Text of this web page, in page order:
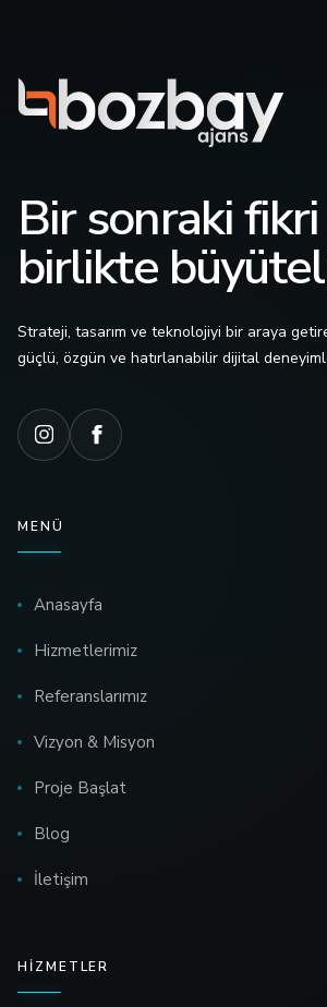
Bir sonraki fikri
birlikte
Strateji, tasarım ve teknolojiyi bir araya
güçlü, özgün ve hatırlanabilir dijital
MENÜ
Anasayfa
Hizmetlerimiz
Referanslarımız
Vizyon & Misyon
Proje Başlat
Blog
İletişim
HIZMETLER